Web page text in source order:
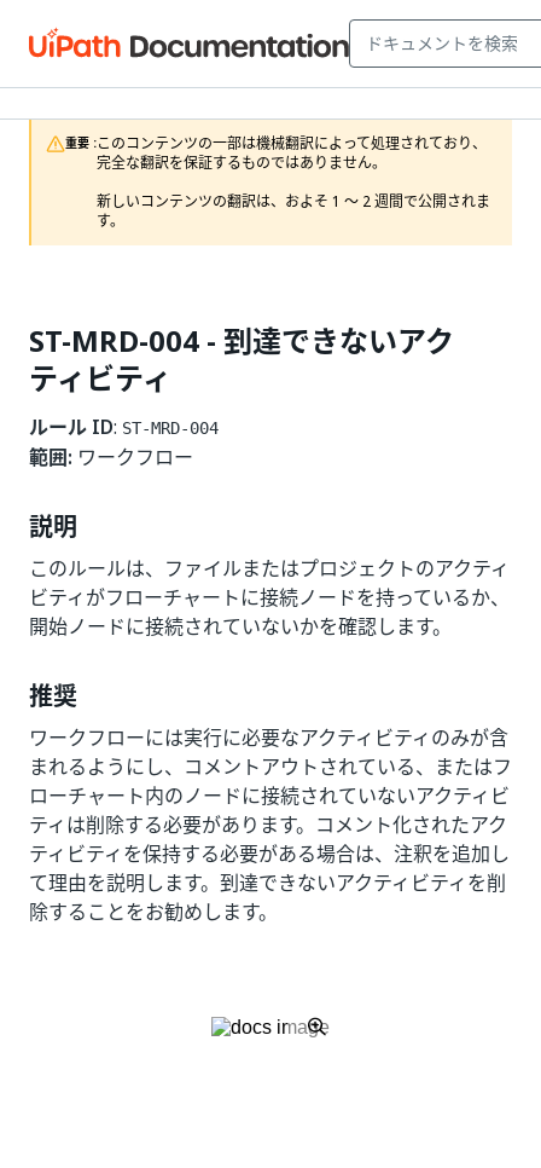
重要 :このコンテンツの一部は機械翻訳によって処理されており、
完全な翻訳を保証するものではありません。
新しいコンテンツの翻訳は、およそ 1 ～ 2 週間で公開されま
す。
ST-MRD-004 - 到達できないアク
ティビティ
ルール ID: ST-MRD-004
範囲: ワークフロー
説明
このルールは、ファイルまたはプロジェクトのアクティ
ビティがフローチャートに接続ノードを持っているか、
開始ノードに接続されていないかを確認します。
推奨
ワークフローには実行に必要なアクティビティのみが含
まれるようにし、コメントアウトされている、またはフ
ローチャート内のノードに接続されていないアクティビ
ティは削除する必要があります。コメント化されたアク
ティビティを保持する必要がある場合は、注釈を追加し
て理由を説明します。到達できないアクティビティを削
除することをお勧めします。